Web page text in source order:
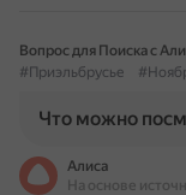
Вопрос для Поиска с
#Приэльбрусье
Что можно
Алиса
На основе